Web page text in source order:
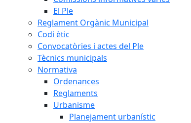
El Ple
Reglament Orgànic Municipal
Codi ètic
Convocatòries i actes del Ple
Tècnics municipals
Normativa
Ordenances
Reglaments
Urbanisme
Planejament urbanístic